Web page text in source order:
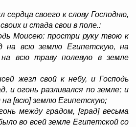
своего к слову Господню,
и стада свои в поле.:
Моисею: простри руку твою к
на всю землю Египетскую, на
всю траву полевую в земле
жезл свой к небу, и Господь
и огонь разливался по земле; и
на [всю] землю Египетскую;
между градом, [град] весьма
во всей земле Египетской со